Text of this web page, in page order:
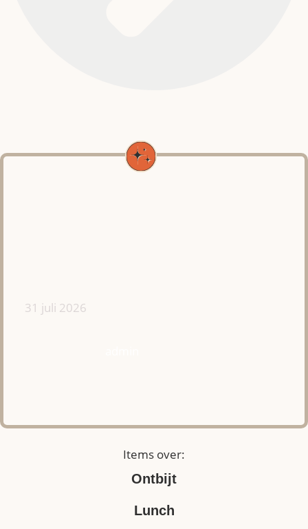
31 juli 2026
Items over:
Ontbijt
Lunch